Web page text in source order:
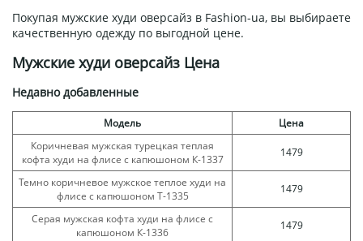
Покупая мужские худи оверсайз в Fashion-ua, вы выбираете
качественную одежду по выгодной цене.
Мужские худи оверсайз Цена
Недавно добавленные
Модель
Цена
Коричневая мужская турецкая теплая
кофта худи на флисе с капюшоном К-1337
1479
Темно коричневое мужское теплое худи на
флисе с капюшоном Т-1335
1479
Серая мужская кофта худи на флисе с
капюшоном К-1336
1479